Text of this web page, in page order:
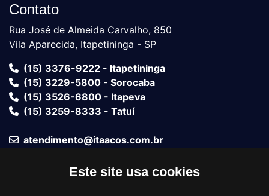
Contato
Rua José de Almeida Carvalho, 850
Vila Aparecida, Itapetininga - SP
(15) 3376-9222 - Itapetininga
(15) 3229-5800 - Sorocaba
(15) 3526-6800 - Itapeva
(15) 3259-8333 - Tatuí
atendimento@itaacos.com.br
Fale com um vendedor
Este site usa cookies